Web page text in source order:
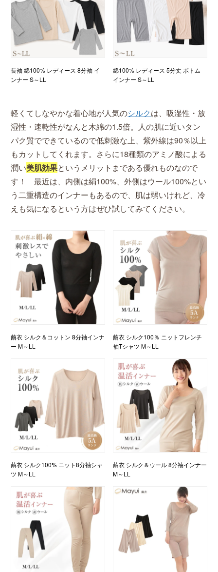
長袖 綿100% レディース 8分袖 イ
ンナー S～LL
綿100% レディース 5分丈 ボトム
インナー S～LL
軽くてしなやかな着心地が人気のシルクは、吸湿性・放
湿性・速乾性がなんと木綿の1.5倍。人の肌に近いタン
パク質でできているので低刺激な上、紫外線は90％以上
もカットしてくれます。さらに18種類のアミノ酸による
潤い美肌効果というメリットまである優れものなので
す！ 最近は、内側は絹100%、外側はウール100%とい
う二重構造のインナーもあるので、肌は弱いけれど、冷
えも気になるという方はぜひ試してみてください。
繭衣 シルク＆コットン 8分袖インナ
ー M～LL
繭衣 シルク100％ ニットフレンチ
袖Tシャツ M～LL
繭衣 シルク100% ニット8分袖シャ
ツ M～LL
繭衣 シルク＆ウール 8分袖インナー
M～LL